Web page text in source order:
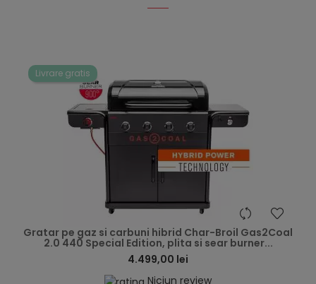
Livrare gratis
Gratar pe gaz si carbuni hibrid Char-Broil Gas2Coal
2.0 440 Special Edition, plita si sear burner...
4.499,00 lei
Niciun review